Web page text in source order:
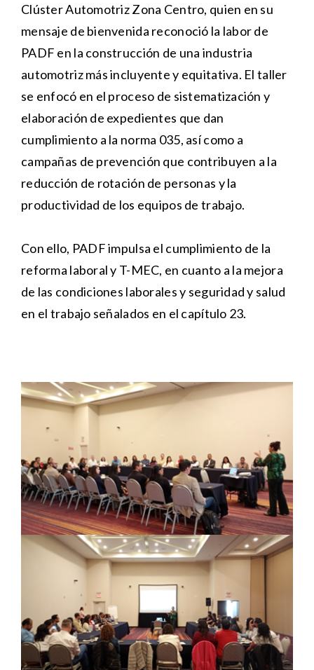
Clúster Automotriz Zona Centro, quien en su
mensaje de bienvenida reconoció la labor de
PADF en la construcción de una industria
automotriz más incluyente y equitativa. El taller
se enfocó en el proceso de sistematización y
elaboración de expedientes que dan
cumplimiento a la norma 035, así como a
campañas de prevención que contribuyen a la
reducción de rotación de personas y la
productividad de los equipos de trabajo.
Con ello, PADF impulsa el cumplimiento de la
reforma laboral y T-MEC, en cuanto a la mejora
de las condiciones laborales y seguridad y salud
en el trabajo señalados en el capítulo 23.